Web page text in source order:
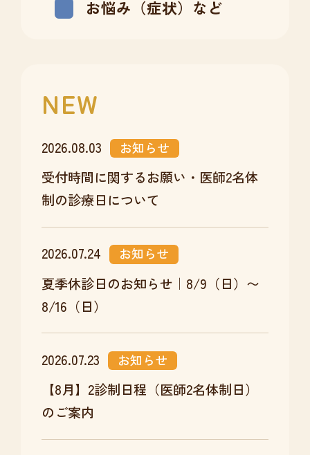
お悩み（症状）など
NEW
2026.08.03 お知らせ
受付時間に関するお願い・医師2名体
制の診療日について
2026.07.24 お知らせ
夏季休診日のお知らせ｜8/9（日）〜
8/16（日）
2026.07.23 お知らせ
【8月】2診制日程（医師2名体制日）
のご案内